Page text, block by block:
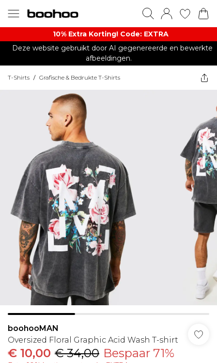
10% Extra Korting! Code: EXTRA​
Deze website gebruikt door AI gegenereerde en bewerkte
afbeeldingen.
T-Shirts / Grafische & Bedrukte T-Shirts
boohooMAN
Oversized Floral Graphic Acid Wash T-shirt
€ 10,00 € 34,00 Bespaar 71%